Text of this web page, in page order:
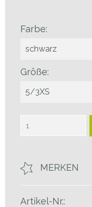
Farbe:
Größe:
MERKEN
Artikel-Nr.: